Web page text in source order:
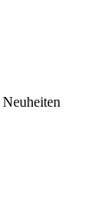
Neuheiten